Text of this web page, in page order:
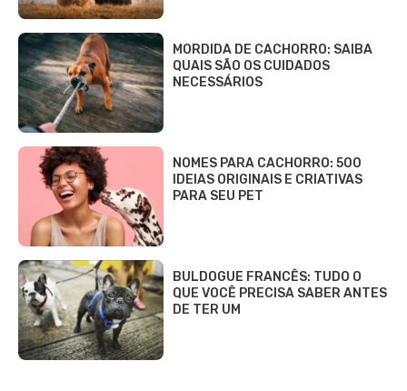
MORDIDA DE CACHORRO: SAIBA
QUAIS SÃO OS CUIDADOS
NECESSÁRIOS
NOMES PARA CACHORRO: 500
IDEIAS ORIGINAIS E CRIATIVAS
PARA SEU PET
BULDOGUE FRANCÊS: TUDO O
QUE VOCÊ PRECISA SABER ANTES
DE TER UM